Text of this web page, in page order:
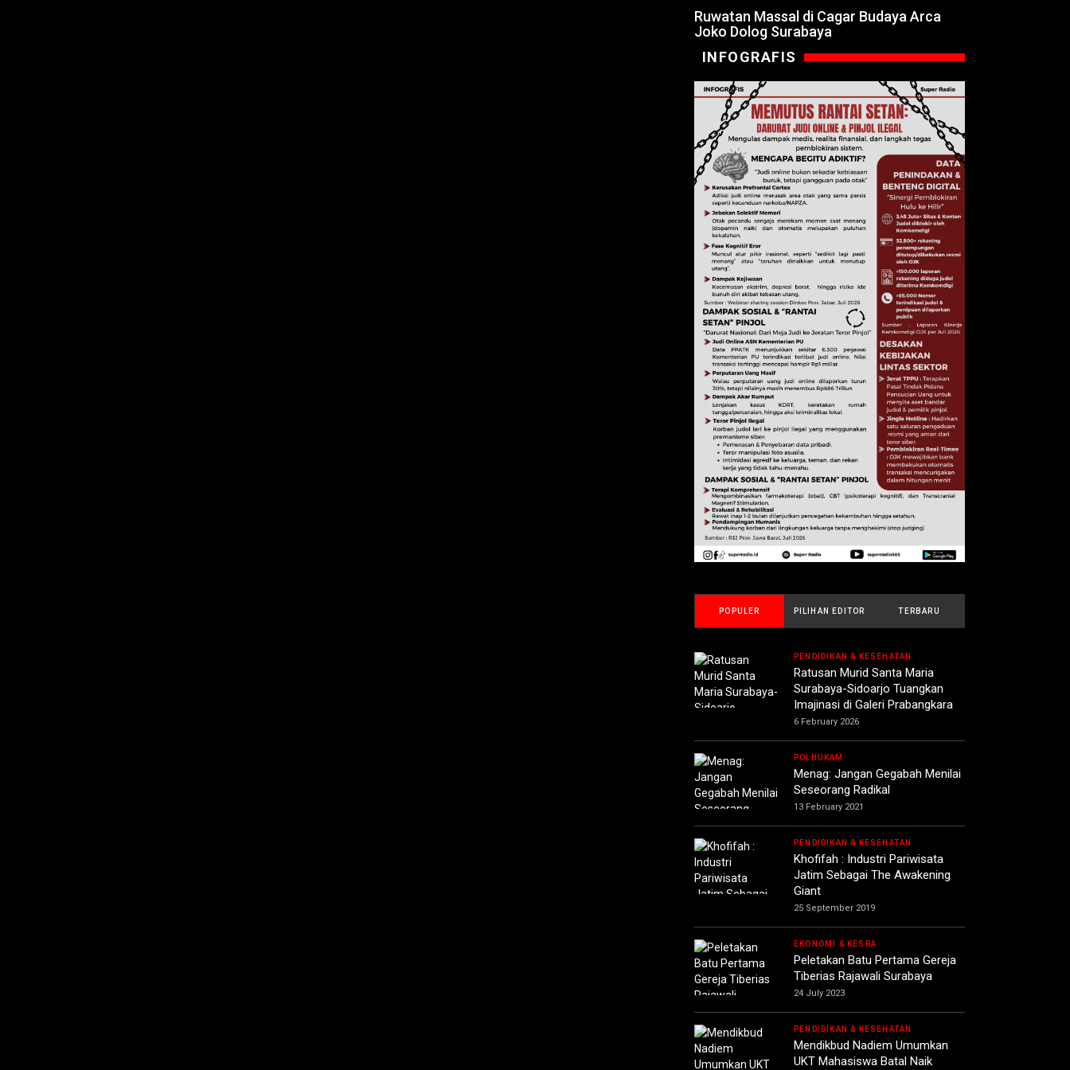
Ruwatan Massal di Cagar Budaya Arca
Joko Dolog Surabaya
INFOGRAFIS
POPULER PILIHAN EDITOR TERBARU
PENDIDIKAN & KESEHATAN
Ratusan Murid Santa Maria
Surabaya-Sidoarjo Tuangkan
Imajinasi di Galeri Prabangkara
6 February 2026
POLHUKAM
Menag: Jangan Gegabah Menilai
Seseorang Radikal
13 February 2021
PENDIDIKAN & KESEHATAN
Khofifah : Industri Pariwisata
Jatim Sebagai The Awakening
Giant
25 September 2019
EKONOMI & KESRA
Peletakan Batu Pertama Gereja
Tiberias Rajawali Surabaya
24 July 2023
PENDIDIKAN & KESEHATAN
Mendikbud Nadiem Umumkan
UKT Mahasiswa Batal Naik